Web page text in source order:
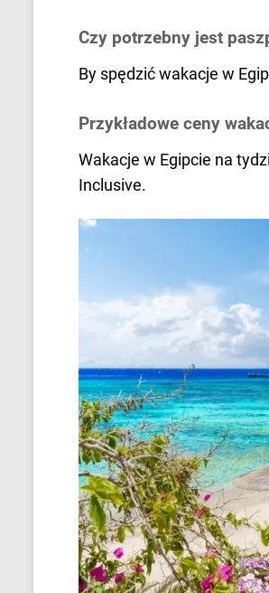
Czy potrzebny jest
By spędzić wakacje w
Przykładowe ceny
Wakacje w Egipcie na
Inclusive.